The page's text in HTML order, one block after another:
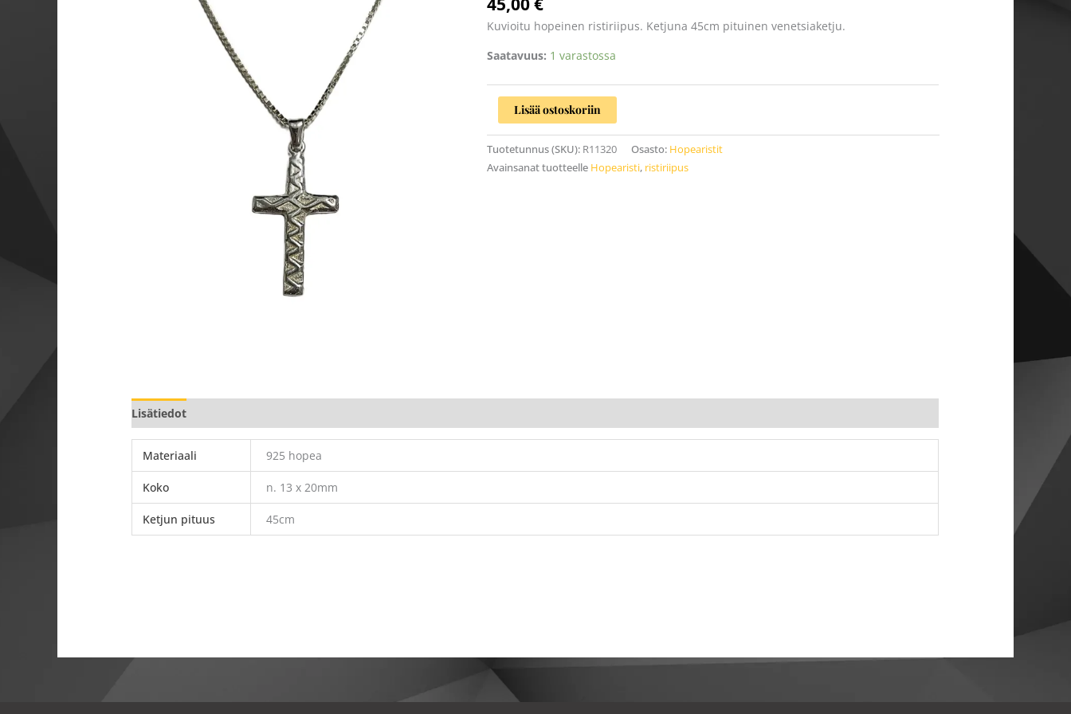
Kuvioitu hopeinen ristiriipus. Ketjuna 45cm pituinen venetsiaketju.
Saatavuus: 1 varastossa
Lisää ostoskoriin
Tuotetunnus (SKU): R11320 Osasto: Hopearistit
Avainsanat tuotteelle Hopearisti, ristiriipus
Lisätiedot
Materiaali 925 hopea
Koko n. 13 x 20mm
Ketjun pituus 45cm